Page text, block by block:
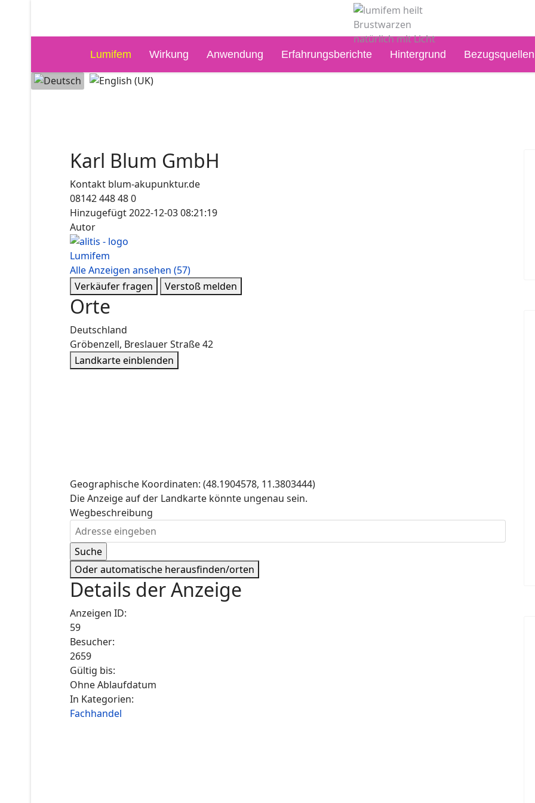
Lumifem Wirkung Anwendung Erfahrungsberichte Hintergrund Bezugsquellen
Sprache auswählen
Karl Blum GmbH
Kontakt blum-akupunktur.de
08142 448 48 0
Hinzugefügt2022-12-03 08:21:19
Autor
Lumifem
Alle Anzeigen ansehen (57)
Verkäufer fragen
Verstoß melden
Orte
Deutschland
Gröbenzell, Breslauer Straße 42
Landkarte einblenden
Geographische Koordinaten: (48.1904578, 11.3803444)
Die Anzeige auf der Landkarte könnte ungenau sein.
Wegbeschreibung
Oder automatische herausfinden/orten
Details der Anzeige
Anzeigen ID:
59
Besucher:
2659
Gültig bis:
Ohne Ablaufdatum
In Kategorien:
Fachhandel